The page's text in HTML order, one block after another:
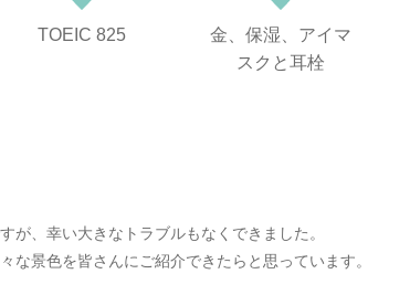
TOEIC 825
金、保湿、アイマ
スクと耳栓
が、幸い大きなトラブルもなくできました。
な景色を皆さんにご紹介できたらと思っています。